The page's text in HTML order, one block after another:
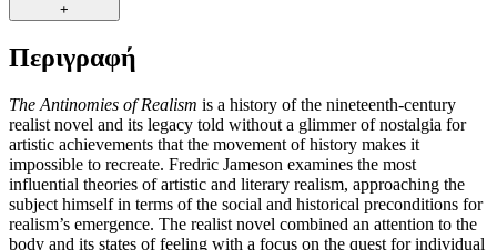
+
Περιγραφή
The Antinomies of Realism is a history of the nineteenth-century
realist novel and its legacy told without a glimmer of nostalgia for
artistic achievements that the movement of history makes it
impossible to recreate. Fredric Jameson examines the most
influential theories of artistic and literary realism, approaching the
subject himself in terms of the social and historical preconditions for
realism’s emergence. The realist novel combined an attention to the
body and its states of feeling with a focus on the quest for individual